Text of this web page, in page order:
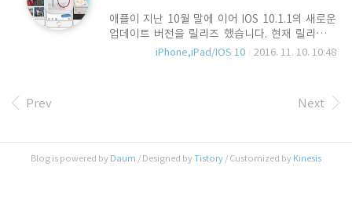
지만, IOS 10.1.1까지 Code Signing이 중단되었으
므로, 이제 발표를 한다해도 현재 IOS 10.1.1을 설
치하여 사용하고 있는 사용자들을 제외하고는 탈옥
애플이 지난 10월 말에 이어 IOS 10.1.1의 새로운
업데이트 버전을 릴리즈 했습니다. 현재 릴리즈된
IOS의 최신 공식버전의 빌드넘버는 14B100 인데,
섹션을 봐도, 위와 같이 오늘 업데이트가 된 것으로
되어 있습니다. 특이한 점은 이것이 정상적인 업데
OTA를 통해 14B150버전으로 업데이트가 불가하
고, 대신 Mac/PC에 설치된 iTunes를 연결할 경우
iPhone,iPad/IOS 10 2016. 11. 10. 10:48
Prev Next
Blog is powered by Daum / Designed byTistory / Customized by Kinesis